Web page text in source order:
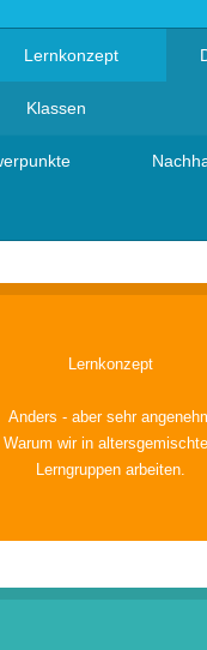
Lernkonzept
Klassen
Lernkonzept
Anders - aber sehr
Warum wir in
Lerngruppen arbeiten.